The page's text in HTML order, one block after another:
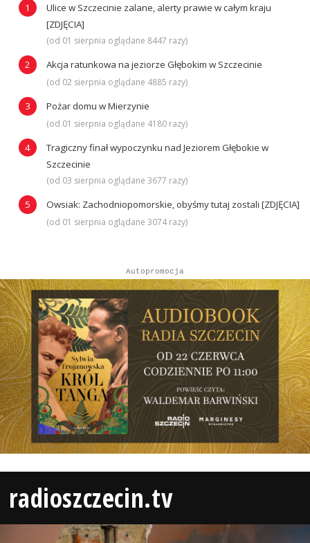
Ulice w Szczecinie zalane, alerty prawie w całym kraju
[ZDJĘCIA]
(od 01 sierpnia oglądane 8447 razy)
Akcja ratunkowa na jeziorze Głębokim w Szczecinie
(od 02 sierpnia oglądane 4885 razy)
Pożar domu w Mierzynie
(od 01 sierpnia oglądane 4180 razy)
Tragiczny finał wypoczynku nad Jeziorem Głębokie w
Szczecinie
(od 03 sierpnia oglądane 3677 razy)
Owsiak: Zachodniopomorskie, obyśmy tutaj zostali [ZDJĘCIA]
(od 01 sierpnia oglądane 3074 razy)
Autopromocja
radioszczecin.tv